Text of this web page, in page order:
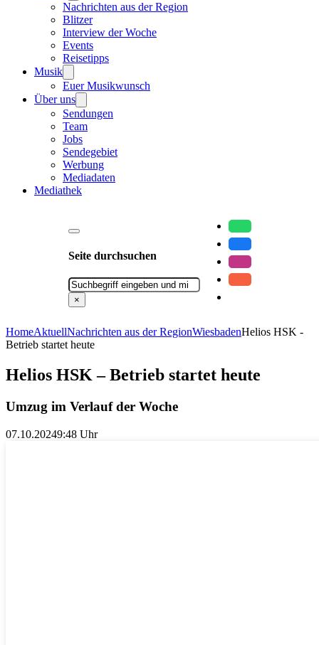
Nachrichten aus der Region
Blitzer
Interview der Woche
Events
Reisetipps
Musik
Euer Musikwunsch
Über uns
Sendungen
Team
Jobs
Sendegebiet
Werbung
Mediadaten
Mediathek
Seite durchsuchen
Suchen
×
HomeAktuellNachrichten aus der RegionWiesbadenHelios HSK -
Betrieb startet heute
Helios HSK – Betrieb startet heute
Umzug im Verlauf der Woche
07.10.20249:48 Uhr